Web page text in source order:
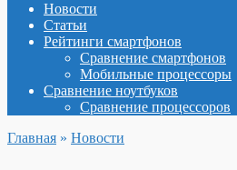
Новости
Статьи
Рейтинги смартфонов
Сравнение смартфонов
Мобильные процессоры
Сравнение ноутбуков
Сравнение процессоров
Главная » Новости